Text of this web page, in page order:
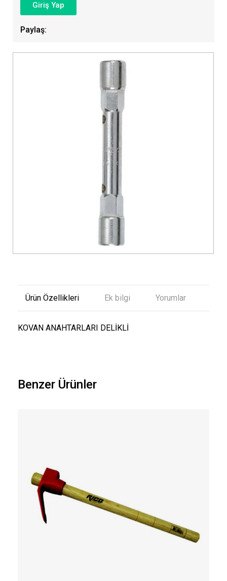
Giriş Yap
Paylaş:
Ürün Özellikleri Ek bilgi Yorumlar
KOVAN ANAHTARLARI DELİKLİ
Benzer Ürünler